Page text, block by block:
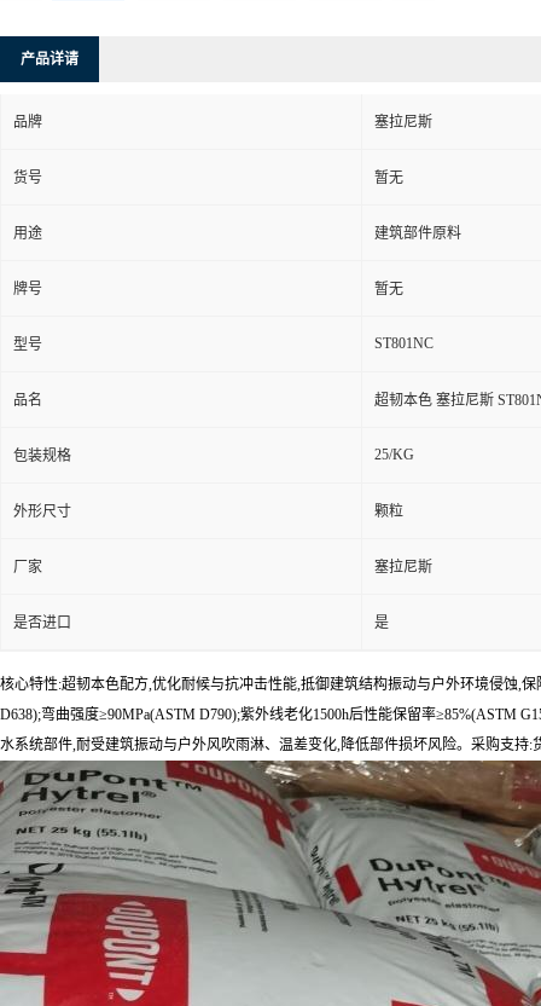
产品详请
品牌 塞拉尼斯
货号 暂无
用途 建筑部件原料
牌号 暂无
型号 ST801NC
品名 超韧本色 塞拉尼斯
包装规格 25/KG
外形尺寸 颗粒
厂家 塞拉尼斯
是否进口 是
核心特性:超韧本色配方,优化耐候与抗冲击性能,抵御建筑结构振动与户外环境侵蚀,
D638);弯曲强度≥90MPa(ASTM D790);紫外线老化1500h后性能保留率≥85%(ASTM
水系统部件,耐受建筑振动与户外风吹雨淋、温差变化,降低部件损坏风险。采购支